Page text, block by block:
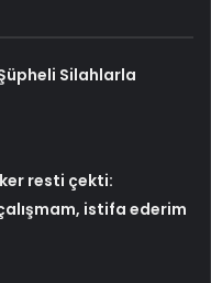
Silahlarla
resti çekti:
istifa ederim